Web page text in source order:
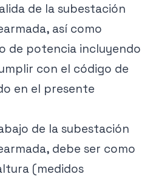
de la subestación
así como
de potencia incluyendo
con el código de
en el presente
de la subestación
debe ser como
(medidos